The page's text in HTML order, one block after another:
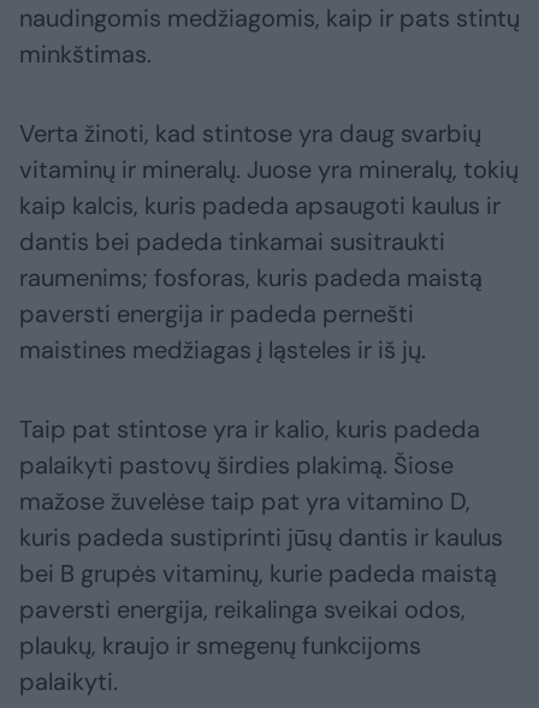
naudingomis medžiagomis, kaip ir pats stintų
minkštimas.
Verta žinoti, kad stintose yra daug svarbių
vitaminų ir mineralų. Juose yra mineralų, tokių
kaip kalcis, kuris padeda apsaugoti kaulus ir
dantis bei padeda tinkamai susitraukti
raumenims; fosforas, kuris padeda maistą
paversti energija ir padeda pernešti
maistines medžiagas į ląsteles ir iš jų.
Taip pat stintose yra ir kalio, kuris padeda
palaikyti pastovų širdies plakimą. Šiose
mažose žuvelėse taip pat yra vitamino D,
kuris padeda sustiprinti jūsų dantis ir kaulus
bei B grupės vitaminų, kurie padeda maistą
paversti energija, reikalinga sveikai odos,
plaukų, kraujo ir smegenų funkcijoms
palaikyti.